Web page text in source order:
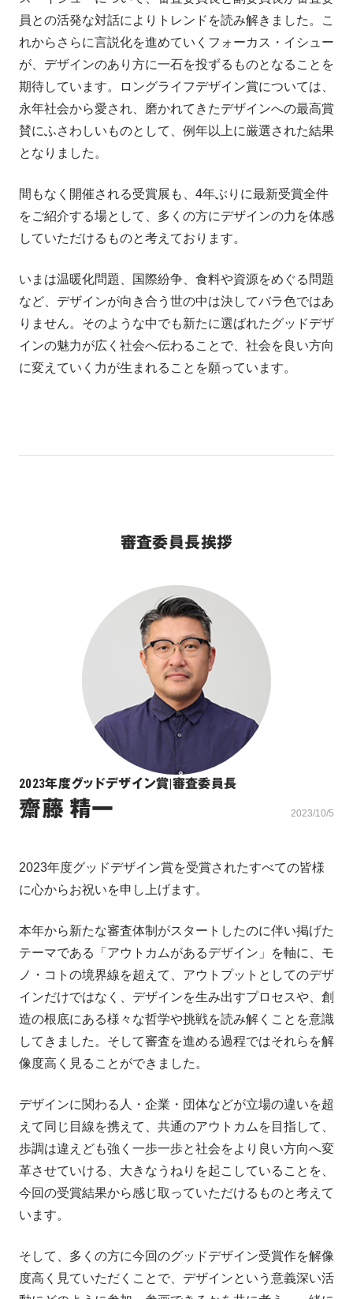
員との活発な対話によりトレンドを読み解きました。こ
れからさらに言説化を進めていくフォーカス・イシュー
が、デザインのあり方に一石を投ずるものとなることを
期待しています。ロングライフデザイン賞については、
永年社会から愛され、磨かれてきたデザインへの最高賞
賛にふさわしいものとして、例年以上に厳選された結果
となりました。
間もなく開催される受賞展も、4年ぶりに最新受賞全件
をご紹介する場として、多くの方にデザインの力を体感
していただけるものと考えております。
いまは温暖化問題、国際紛争、食料や資源をめぐる問題
など、デザインが向き合う世の中は決してバラ色ではあ
りません。そのような中でも新たに選ばれたグッドデザ
インの魅力が広く社会へ伝わることで、社会を良い方向
に変えていく力が生まれることを願っています。
審査委員長挨拶
2023年度グッドデザイン賞|審査委員長
齋藤 精一 2023/10/5
2023年度グッドデザイン賞を受賞されたすべての皆様
に心からお祝いを申し上げます。
本年から新たな審査体制がスタートしたのに伴い掲げた
テーマである「アウトカムがあるデザイン」を軸に、モ
ノ・コトの境界線を超えて、アウトプットとしてのデザ
インだけではなく、デザインを生み出すプロセスや、創
造の根底にある様々な哲学や挑戦を読み解くことを意識
してきました。そして審査を進める過程ではそれらを解
像度高く見ることができました。
デザインに関わる人・企業・団体などが立場の違いを超
えて同じ目線を携えて、共通のアウトカムを目指して、
歩調は違えども強く一歩一歩と社会をより良い方向へ変
革させていける、大きなうねりを起こしていることを、
今回の受賞結果から感じ取っていただけるものと考えて
います。
そして、多くの方に今回のグッドデザイン受賞作を解像
度高く見ていただくことで、デザインという意義深い活